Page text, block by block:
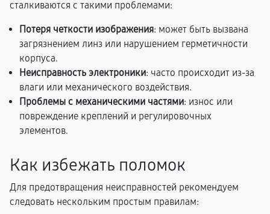
сталкиваются с такими проблемами:
Потеря четкости изображения: может быть вызвана
загрязнением линз или нарушением герметичности
корпуса.
Неисправность электроники: часто происходит из-за
влаги или механического воздействия.
Проблемы с механическими частями: износ или
повреждение креплений и регулировочных
элементов.
Как избежать поломок
Для предотвращения неисправностей рекомендуем
следовать нескольким простым правилам: